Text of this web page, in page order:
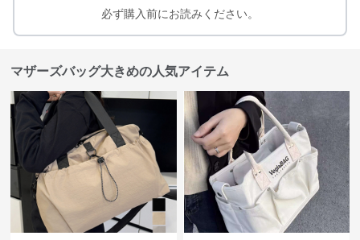
必ず購入前にお読みください。
マザーズバッグ大きめの人気アイテム